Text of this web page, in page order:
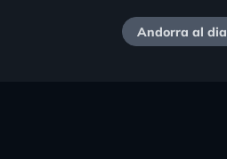
Andorra al dia